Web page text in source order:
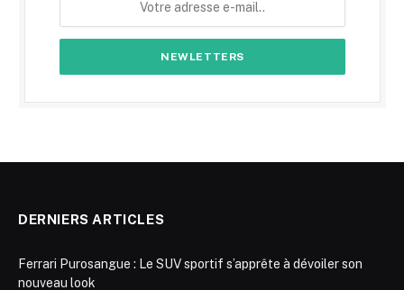
DERNIERS ARTICLES
Ferrari Purosangue : Le SUV sportif s’apprête à dévoiler son
nouveau look